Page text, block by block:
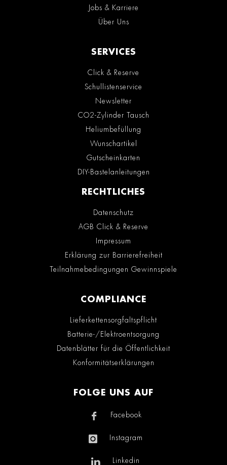
Jobs & Karriere
Über Uns
SERVICES
Click & Reserve
Schullistenservice
Newsletter
CO2-Zylinder Tausch
Heliumbefüllung
Wunschartikel
Gutscheinkarten
DIY-Bastelanleitungen
RECHTLICHES
Datenschutz
AGB Click & Reserve
Impressum
Erklärung zur Barrierefreiheit
Teilnahmebedingungen Gewinnspiele
COMPLIANCE
Lieferkettensorgfaltspflicht
Batterie-/Elektroentsorgung
Datenblätter für die Öffentlichkeit
Konformitätserklärungen
FOLGE UNS AUF
Facebook
Instagram
Linkedin